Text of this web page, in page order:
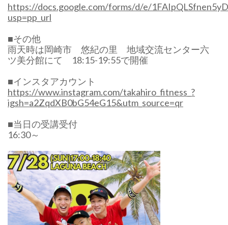
https://docs.google.com/forms/d/e/
usp=pp_url
■その他
雨天時は岡崎市 悠紀の里 地域交流センター六
ツ美分館にて 18:15-19:55で開催
■インスタアカウント
https://www.instagram.com/takahiro_fitness_?
igsh=a2ZqdXB0bG54eG15&utm_source=qr
■当日の受講受付
16:30～